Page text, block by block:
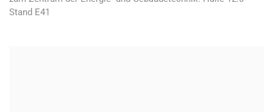
Stand E41